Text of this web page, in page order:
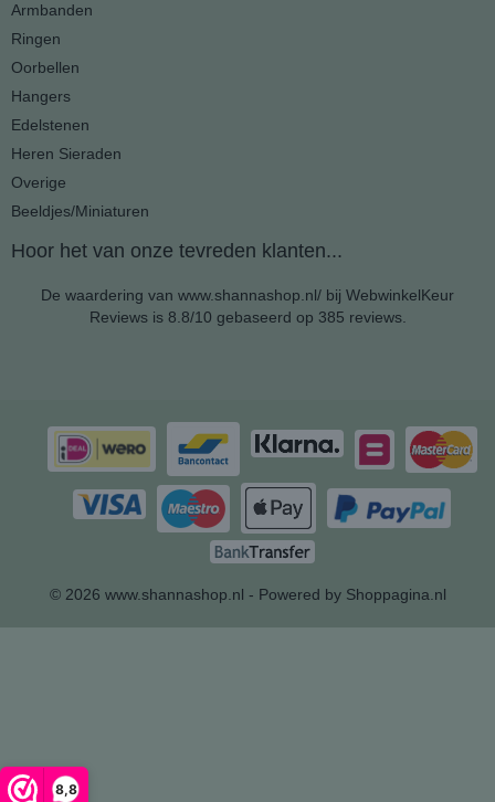
8,8
Armbanden
Ringen
Oorbellen
Hangers
Edelstenen
Heren Sieraden
Overige
Beeldjes/Miniaturen
Hoor het van onze tevreden klanten...
De waardering van www.shannashop.nl/ bij WebwinkelKeur
Reviewsis 8.8/10 gebaseerd op 385 reviews.
© 2026 www.shannashop.nl - Powered by Shoppagina.nl